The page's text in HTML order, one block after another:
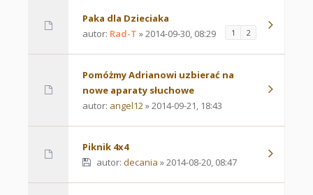
Paka dla Dzieciaka
autor: Rad-T » 2014-09-30, 08:29 1 2
Pomóżmy Adrianowi uzbierać na
nowe aparaty słuchowe
autor: angel12» 2014-09-21, 18:43
Piknik 4x4
autor: decania » 2014-08-20, 08:47